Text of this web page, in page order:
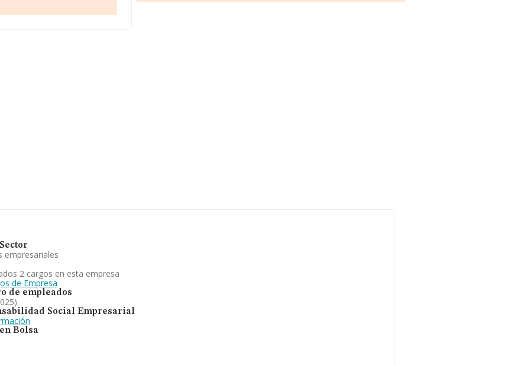
S.L. En el ranking nacional,
empresariales
2 cargos en esta empresa
de Empresa
de empleados
Social Empresarial
Bolsa